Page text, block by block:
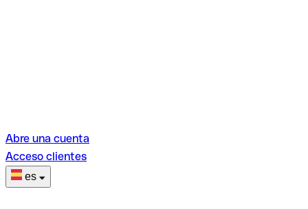
Abre una cuenta
Acceso clientes
es